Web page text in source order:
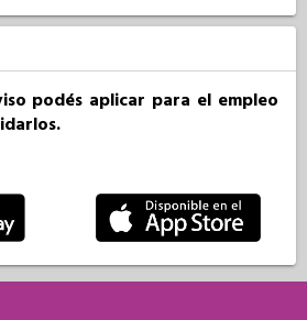
podés aplicar para el empleo